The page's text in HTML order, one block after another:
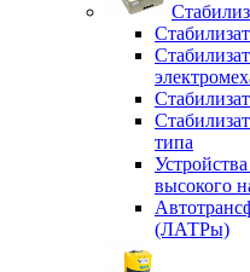
типа
высокого
(ЛАТРы)